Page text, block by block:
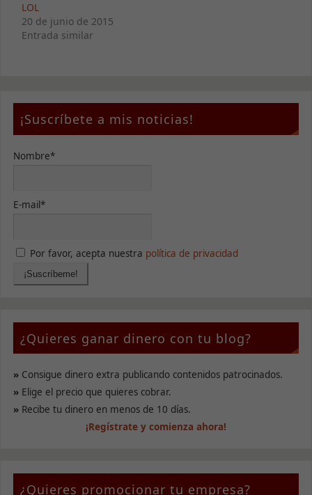
LOL
20 de junio de 2015
Entrada similar
¡Suscríbete a mis noticias!
Nombre*
E-mail*
Por favor, acepta nuestra política de privacidad
¿Quieres ganar dinero con tu blog?
»Consigue dinero extra publicando contenidos patrocinados.
»Elige el precio que quieres cobrar.
»Recibe tu dinero en menos de 10 días.
¡Regístrate y comienza ahora!
¿Quieres promocionar tu empresa?